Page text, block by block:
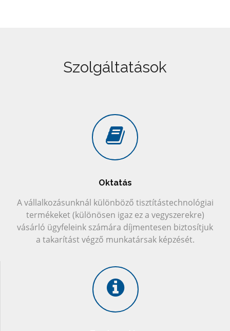
Szolgáltatások
Oktatás
A vállalkozásunknál különböző tisztítástechnológiai
termékeket (különösen igaz ez a vegyszerekre)
vásárló ügyfeleink számára díjmentesen biztosítjuk
a takarítást végző munkatársak képzését.